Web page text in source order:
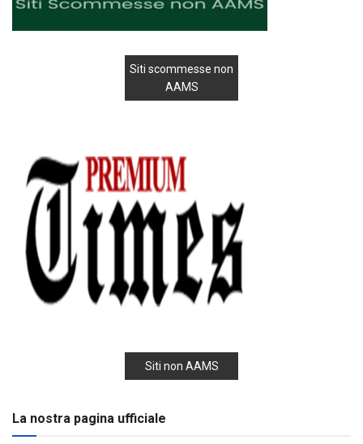
Siti scommesse non
AAMS
Siti non AAMS
La nostra pagina ufficiale